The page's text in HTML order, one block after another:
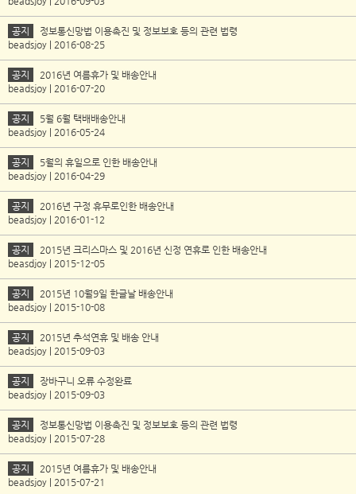
공지
정보통신망법 이용촉진 및 정보보호 등의 관련 법령
beadsjoy | 2016-08-25
공지
2016년 여름휴가 및 배송안내
beadsjoy | 2016-07-20
공지
5월 6월 택배배송안내
beadsjoy | 2016-05-24
공지
5월의 휴일으로 인한 배송안내
beadsjoy | 2016-04-29
공지
2016년 구정 휴무로인한 배송안내
beadsjoy | 2016-01-12
공지
2015년 크리스마스 및 2016년 신정 연휴로 인한 배송안내
beasdjoy | 2015-12-05
공지
2015년 10월9일 한글날 배송안내
beadsjoy | 2015-10-08
공지
2015년 추석연휴 및 배송 안내
beadsjoy | 2015-09-03
공지
장바구니 오류 수정완료
beadsjoy | 2015-09-03
공지
정보통신망법 이용촉진 및 정보보호 등의 관련 법령
beadsjoy | 2015-07-28
공지
2015년 여름휴가 및 배송안내
beadsjoy | 2015-07-21